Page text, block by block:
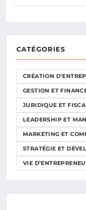
CATÉGORIES
CRÉATION
GESTION ET
JURIDIQUE ET
LEADERSHIP ET
MARKETING ET
STRATÉGIE ET
VIE